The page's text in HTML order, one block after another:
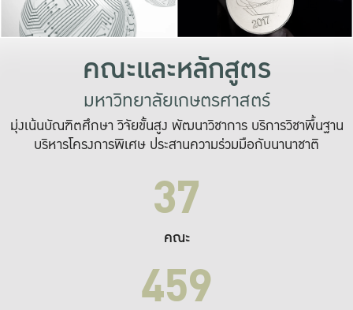
ระบบสารสนเทศ
คณะและหลักสูตร
มหาวิทยาลัยเกษตรศาสตร์
มุ่งเน้นบัณฑิตศึกษา วิจัยขั้นสูง พัฒนาวิชาการ บริการวิชาพื้นฐาน
บริหารโครงการพิเศษ ประสานความร่วมมือกับนานาชาติ
37
คณะ
459